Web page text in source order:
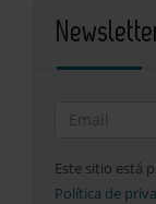
Este sitio está
Política de